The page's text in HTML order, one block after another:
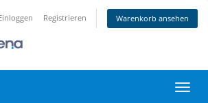
Registrieren Warenkorb ansehen